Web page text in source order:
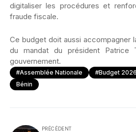
digitaliser les procédures et
fraude fiscale.
Ce budget doit aussi accompagner
du mandat du président Patrice
gouvernement.
#Assemblée Nationale #budget 2026
Bénin
PRÉCÉDENT